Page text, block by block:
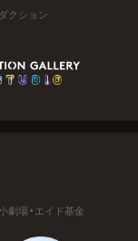
クション
劇場・エイド基金